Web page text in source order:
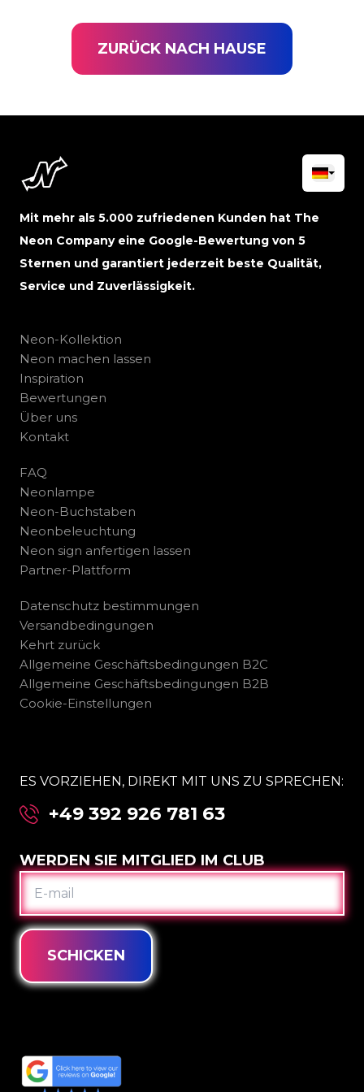
ZURÜCK NACH HAUSE
Mit mehr als 5.000 zufriedenen Kunden hat The
Neon Company eine Google-Bewertung von 5
Sternen und garantiert jederzeit beste Qualität,
Service und Zuverlässigkeit.
Neon-Kollektion
Neon machen lassen
Inspiration
Bewertungen
Über uns
Kontakt
FAQ
Neonlampe
Neon-Buchstaben
Neonbeleuchtung
Neon sign anfertigen lassen
Partner-Plattform
Datenschutz bestimmungen
Versandbedingungen
Kehrt zurück
Allgemeine Geschäftsbedingungen B2C
Allgemeine Geschäftsbedingungen B2B
Cookie-Einstellungen
ES VORZIEHEN, DIREKT MIT UNS ZU SPRECHEN:
+49 392 926 781 63
WERDEN SIE MITGLIED IM CLUB
E-
MAIL
SCHICKEN